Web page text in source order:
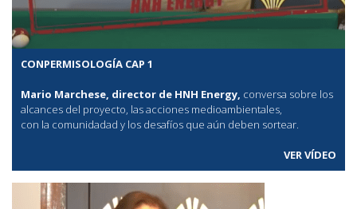
CONPERMISOLOGÍA CAP 1
Mario Marchese, director de HNH Energy, conversa sobre los
alcances del proyecto, las acciones medioambientales,
con la comunidadad y los desafíos que aún deben sortear.
VER VÍDEO